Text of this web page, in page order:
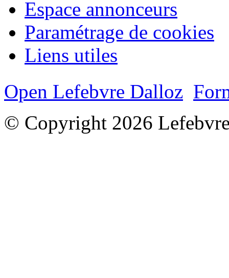
Espace annonceurs
Paramétrage de cookies
Liens utiles
Open Lefebvre Dalloz
© Copyright 2026